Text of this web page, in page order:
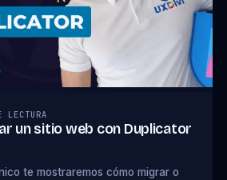
un sitio web con Duplicator
te mostraremos cómo migrar o